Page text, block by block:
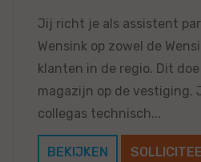
Jij richt je als assistent
Wensink op zowel de
klanten in de regio. Dit
magazijn op de vestiging.
collegas technisch...
BEKIJKEN